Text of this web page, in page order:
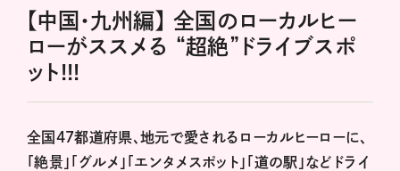
【中国・九州編】 全国のローカルヒー
ローがススメる “超絶”ドライブスポ
ット!!!
全国47都道府県、地元で愛されるローカルヒーローに、
「絶景」「グルメ」「エンタメスポット」「道の駅」などドライ